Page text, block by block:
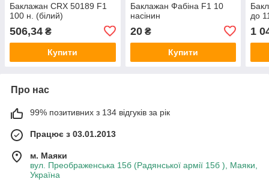
Баклажан CRX 50189 F1
100 н. (білий)
506,34 ₴
Купити
Баклажан Фабіна F1 10
насінин
20₴
Купити
до
1
Про нас
99% позитивних з 134 відгуків за рік
Працює з 03.01.2013
м. Маяки
вул. Преображенська 15б (Радянської армії 15б ), Маяки,
Україна